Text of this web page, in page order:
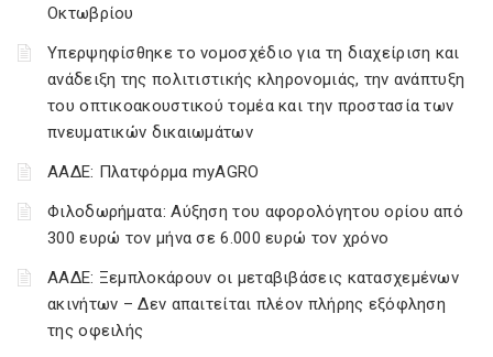
Οκτωβρίου
Υπερψηφίσθηκε το νομοσχέδιο για τη διαχείριση και
ανάδειξη της πολιτιστικής κληρονομιάς, την ανάπτυξη
του οπτικοακουστικού τομέα και την προστασία των
πνευματικών δικαιωμάτων
ΑΑΔΕ: Πλατφόρμα myAGRO
Φιλοδωρήματα: Αύξηση του αφορολόγητου ορίου από
300 ευρώ τον μήνα σε 6.000 ευρώ τον χρόνο
ΑΑΔΕ: Ξεμπλοκάρουν οι μεταβιβάσεις κατασχεμένων
ακινήτων – Δεν απαιτείται πλέον πλήρης εξόφληση
της οφειλής